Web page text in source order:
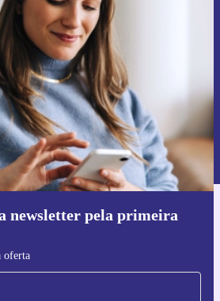
newsletter pela primeira
oferta
vez e poupa 15€!
mais nenhuma oferta.
Pedir voucher
dados pessoais podem ser encontrados na
.
download da app refurbed
e Android